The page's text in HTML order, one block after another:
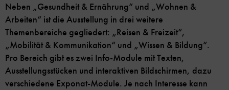
Neben „Gesundheit & Ernährung“ und „Wohnen &
Arbeiten“ ist die Ausstellung in drei weitere
Themenbereiche gegliedert: „Reisen & Freizeit“,
„Mobilität & Kommunikation“ und „Wissen & Bildung“.
Pro Bereich gibt es zwei Info-Module mit Texten,
Ausstellungsstücken und interaktiven Bildschirmen, dazu
verschiedene Exponat-Module. Je nach Interesse kann